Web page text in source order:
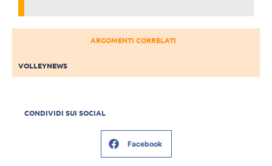
ARGOMENTI CORRELATI
VOLLEYNEWS
CONDIVIDI SUI SOCIAL
Facebook